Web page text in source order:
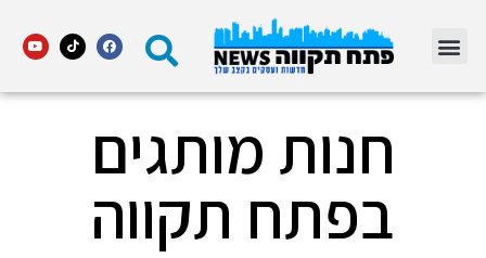
חנות מותגים
בפתח תקווה